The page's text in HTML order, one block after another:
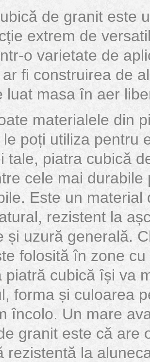
de granit este
extrem de
o varietate de
fi construirea de
luat masa în aer
materialele din
le poți utiliza pentru
tale, piatra cubică
cele mai durabile
Este un material
rezistent la
și uzură generală.
folosită în zone
piatră cubică își va
forma și culoarea
încolo. Un mare
granit este că are
rezistentă la